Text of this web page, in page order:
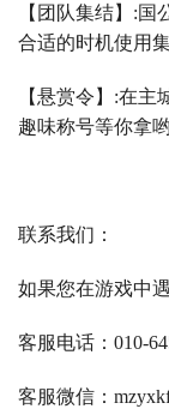
【团队集结】 :国
合适的时机使用
【悬赏令】 :在主
趣味称号等你拿哟
联系我们：
如果您在游戏中
客服电话： 010-
客服微信：